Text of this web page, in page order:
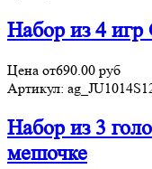
Набор из 4
Цена от690.00 руб
Артикул:
Набор из 3
мешочке